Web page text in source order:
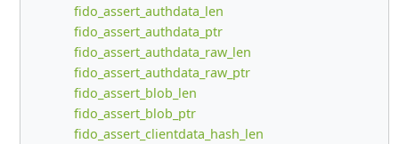
fido_assert_authdata_len
fido_assert_authdata_ptr
fido_assert_authdata_raw_len
fido_assert_authdata_raw_ptr
fido_assert_blob_len
fido_assert_blob_ptr
fido_assert_clientdata_hash_len